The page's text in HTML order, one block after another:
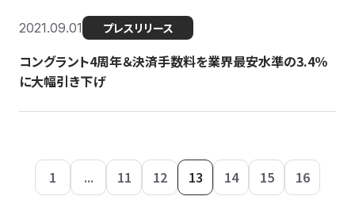
2021.09.01 プレスリリース
コングラント4周年＆決済手数料を業界最安水準の3.4％
に大幅引き下げ
1 ... 11 12 13 14 15 16